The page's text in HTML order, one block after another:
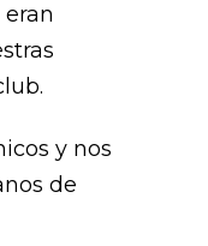
y nos
de